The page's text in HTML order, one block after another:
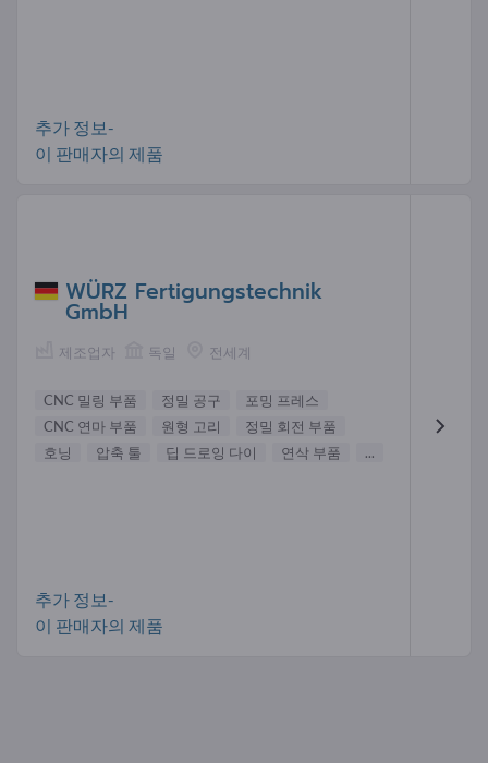
추가 정보-
이 판매자의 제품
WÜRZ Fertigungstechnik
GmbH
제조업자 독일 전세계
CNC 밀링 부품 정밀 공구
포밍 프레스
CNC 연마 부품
원형 고리
정밀 회전 부품
호닝
압축 툴 딥 드로잉 다이 연삭 부품 ...
추가 정보-
이 판매자의 제품